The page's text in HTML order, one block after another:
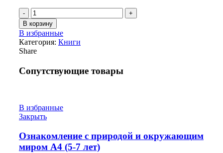
Количество
Activități
matematice
A4
(4-
5
В корзину
В избранные
Категория: Книги
Share
Сопутствующие товары
В избранные
Закрыть
Ознакомление с природой и окружающим
миром А4 (5-7 лет)